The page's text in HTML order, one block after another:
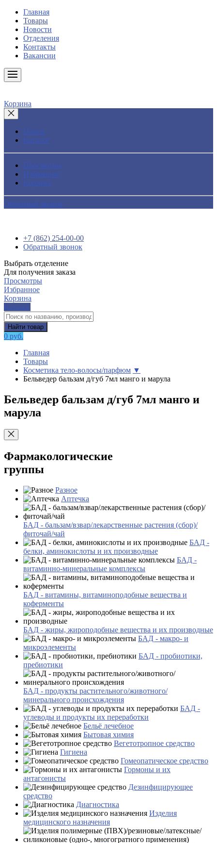
Главная
Товары
Новости
Отделения
Контакты
Вакансии
Корзина
Поиск
Каталог
Просмотры
Избранное
Корзина
Обратный звонок
+7 (862) 254-00-00
Обратный звонок
Выбрать отделение
Для получения заказа
Просмотры
Избранное
Корзина
Каталог
Найти товар
0 руб.
Главная
Товары
Косметика тело-волосы/парфюм ▼
Бельведер бальзам д/губ 7мл манго и марула
Бельведер бальзам д/губ 7мл манго и
марула
Фармакологические
группы
Разное
Аптечка
БАД - бальзам/взвар/лекарственные растения (сбор)/
фиточай/чай
БАД -
белки, аминокислоты и их производные
БАД -
витаминно-минеральные комплексы
БАД - витамины, витаминоподобные вещества и
коферменты
БАД - жиры, жироподобные вещества и их производные
БАД - макро- и
микроэлементы
БАД - пробиотики,
пребиотики
БАД - продукты растительного/животного/
минерального происхождения
БАД -
углеводы и продукты их переработки
Бельё лечебное
Бытовая химия
Вегетотропное средство
Гигиена
Гомеопатическое средство
Гормоны и их
антагонисты
Дезинфицирующее
средство
Диагностика
Изделия
медицинского назначения